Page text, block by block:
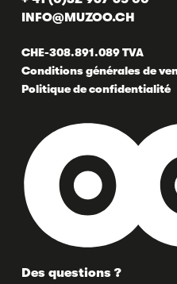
INFO@MUZOO.CH
CHE-308.891.089 TVA
Conditions générales de
Politique de confidentialité
Des questions ?